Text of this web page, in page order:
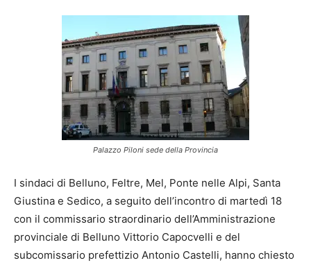
Palazzo Piloni sede della Provincia
I sindaci di Belluno, Feltre, Mel, Ponte nelle Alpi, Santa
Giustina e Sedico, a seguito dell’incontro di martedì 18
con il commissario straordinario dell’Amministrazione
provinciale di Belluno Vittorio Capocvelli e del
subcomissario prefettizio Antonio Castelli, hanno chiesto